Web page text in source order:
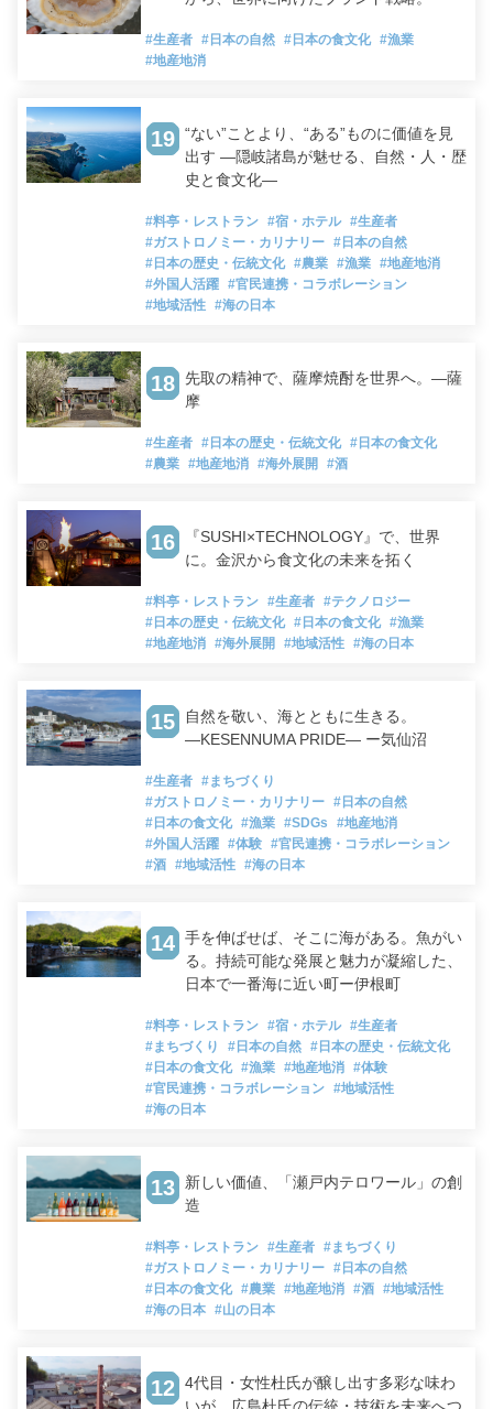
#生産者 #日本の自然 #日本の食文化 #漁業
#地産地消
19 “ない”ことより、“ある”ものに価値を見
出す ―隠岐諸島が魅せる、自然・人・歴
史と食文化―
#料亭・レストラン #宿・ホテル #生産者
#ガストロノミー・カリナリー #日本の自然
#日本の歴史・伝統文化 #農業 #漁業 #地産地消
#外国人活躍 #官民連携・コラボレーション
#地域活性 #海の日本
18
先取の精神で、薩摩焼酎を世界へ。―薩
摩
#生産者 #日本の歴史・伝統文化 #日本の食文化
#農業 #地産地消 #海外展開 #酒
16
『SUSHI×TECHNOLOGY』で、世界
に。金沢から食文化の未来を拓く
#料亭・レストラン #生産者 #テクノロジー
#日本の歴史・伝統文化 #日本の食文化 #漁業
#地産地消 #海外展開 #地域活性 #海の日本
15
自然を敬い、海とともに生きる。
―KESENNUMA PRIDE― ー気仙沼
#生産者 #まちづくり
#ガストロノミー・カリナリー #日本の自然
#日本の食文化 #漁業 #SDGs
#地産地消
#外国人活躍 #体験 #官民連携・コラボレーション
#酒 #地域活性 #海の日本
14 手を伸ばせば、そこに海がある。魚がい
る。持続可能な発展と魅力が凝縮した、
日本で一番海に近い町ー伊根町
#料亭・レストラン #宿・ホテル #生産者
#まちづくり
#日本の自然 #日本の歴史・伝統文化
#日本の食文化 #漁業 #地産地消 #体験
#官民連携・コラボレーション #地域活性
#海の日本
13
新しい価値、「瀬戸内テロワール」の創
造
#料亭・レストラン #生産者 #まちづくり
#ガストロノミー・カリナリー #日本の自然
#日本の食文化 #農業 #地産地消 #酒 #地域活性
#海の日本 #山の日本
12 4代目・女性杜氏が醸し出す多彩な味わ